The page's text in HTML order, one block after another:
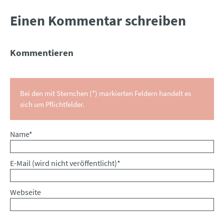
Einen Kommentar schreiben
Kommentieren
Bei den mit Sternchen (*) markierten Feldern handelt es
sich um Pflichtfelder.
Pflichtfeld
Name*
Pflichtfeld
E-Mail (wird nicht veröffentlicht)*
Webseite